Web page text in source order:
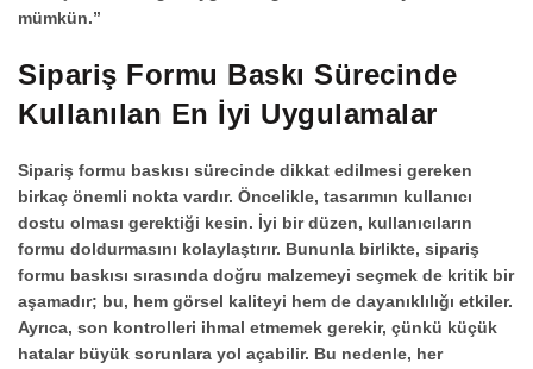
mümkün.”
Sipariş Formu Baskı Sürecinde
Kullanılan En İyi Uygulamalar
Sipariş formu baskısı sürecinde dikkat edilmesi gereken
birkaç önemli nokta vardır. Öncelikle, tasarımın kullanıcı
dostu olması gerektiği kesin. İyi bir düzen, kullanıcıların
formu doldurmasını kolaylaştırır. Bununla birlikte, sipariş
formu baskısı sırasında doğru malzemeyi seçmek de kritik bir
aşamadır; bu, hem görsel kaliteyi hem de dayanıklılığı etkiler.
Ayrıca, son kontrolleri ihmal etmemek gerekir, çünkü küçük
hatalar büyük sorunlara yol açabilir. Bu nedenle, her